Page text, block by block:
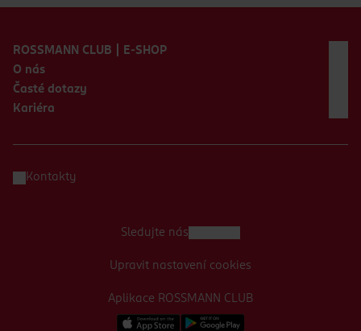
ROSSMANN CLUB | E-SHOP
O nás
Časté dotazy
Kariéra
Kontakty
Aplikace ROSSMANN CLUB
Sledujte nás
Upravit nastavení cookies